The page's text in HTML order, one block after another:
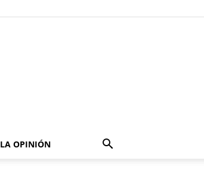
LA OPINIÓN